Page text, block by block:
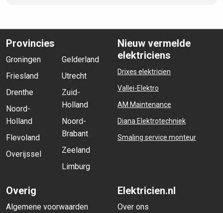
Provincies
Groningen
Friesland
Drenthe
Noord-
Holland
Flevoland
Overijssel
Gelderland
Utrecht
Zuid-
Holland
Noord-
Brabant
Zeeland
Limburg
Nieuw vermelde
elektriciens
Drixes elektricien
Vallei-Elektro
AM Maintenance
Diana Elektrotechniek
Smaling service monteur
Overig
Algemene voorwaarden
Elektricien.nl
Over ons